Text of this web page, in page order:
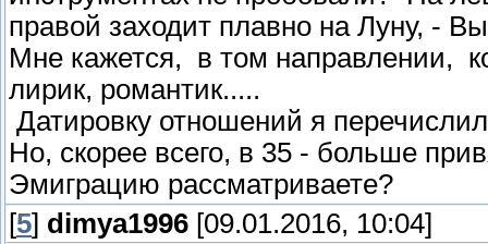
правой заходит плавно на Луну, -
Мне кажется, в том направлении,
лирик, романтик.....
Датировку отношений я
Но, скорее всего, в 35 - больше
Эмиграцию рассматриваете?
[5] dimya1996 [09.01.2016, 10:04]